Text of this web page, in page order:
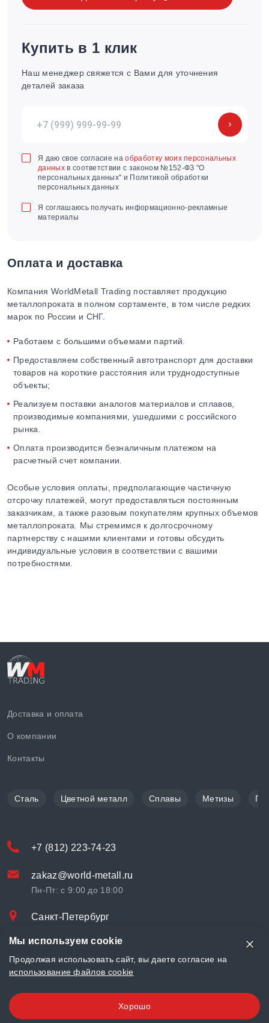
Купить в 1 клик
Наш менеджер свяжется с Вами для уточнения
деталей заказа
Я даю свое согласие наобработку моих персональных
данныхв соответствии с законом №152-ФЗ "О
персональных данных" и Политикой обработки
персональных данных
Я соглашаюсь получать информационно-рекламные
материалы
Оплата и доставка
Компания WorldMetall Trading поставляет продукцию
металлопроката в полном сортаменте, в том числе редких
марок по России и СНГ.
Работаем с большими объемами партий.
Предоставляем собственный автотранспорт для доставки
товаров на короткие расстояния или труднодоступные
объекты;
Реализуем поставки аналогов материалов и сплавов,
производимые компаниями, ушедшими с российского
рынка.
Оплата производится безналичным платежом на
расчетный счет компании.
Особые условия оплаты, предполагающие частичную
отсрочку платежей, могут предоставляться постоянным
заказчикам, а также разовым покупателям крупных объемов
металлопроката. Мы стремимся к долгосрочному
партнерству с нашими клиентами и готовы обсудить
индивидуальные условия в соответствии с вашими
потребностями.
Доставка и оплата
О компании
Контакты
Сталь Цветной металл Сплавы Метизы
+7 (812) 223-74-23
zakaz@world-metall.ru
Пн-Пт: с 9:00 до 18:00
Санкт-Петербург
© «World Metall» 2025, Разработка и комплексное продвижение
"LCAgency"
Мы используем cookie
Продолжая использовать сайт, вы даете согласие на
использование файлов cookie
Хорошо